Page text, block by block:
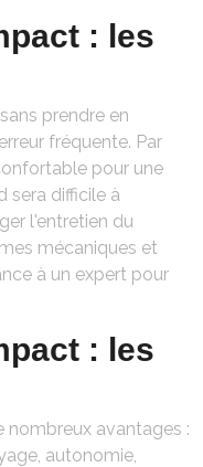
: les
prendre en
fréquente. Par
pour une
sera difficile à
l'entretien du
mécaniques et
à un expert pour
: les
avantages :
autonomie,